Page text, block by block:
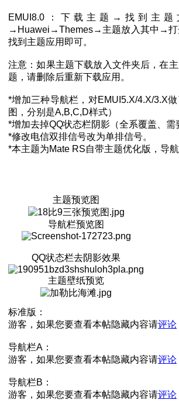
EMUI8.0：下载主题→找到主
→Huawei→Themes→主题放入其中→
找到主题应用即可。
注意：如果主题下载放入文件夹后，在
题，请删除后重新下载应用。
*增加三种导航栏，对EMUI5.X/4.X/3.X
图，分别是A,B,C,D样式）
*增加去掉QQ状态栏阴影（全系覆盖、需
*修改电信双排信号改为单排信号。
*本主题为Mate RS自带主题优化版，导
主题预览图
导航栏预览图
QQ状态栏去阴影效果
主题壁纸预览
标准版：
游客，如果您要查看本帖隐藏内容请评论
导航栏A：
游客，如果您要查看本帖隐藏内容请评论
导航栏B：
游客，如果您要查看本帖隐藏内容请评论